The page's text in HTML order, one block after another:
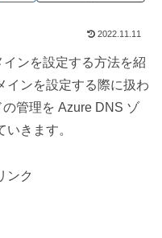
2022.11.11
ンを設定する方法を紹
インを設定する際に扱わ
管理を Azure DNS ゾ
きます。
ンク